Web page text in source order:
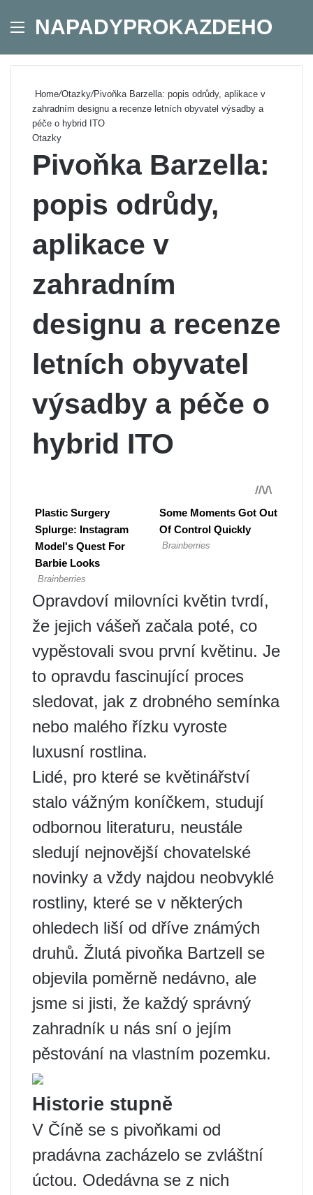
Menu
NAPADYPROKAZDEHO
Home/Otazky/Pivoňka Barzella: popis odrůdy, aplikace v
zahradním designu a recenze letních obyvatel výsadby a
péče o hybrid ITO
Otazky
Pivoňka Barzella:
popis odrůdy,
aplikace v
zahradním
designu a recenze
letních obyvatel
výsadby a péče o
hybrid ITO
Opravdoví milovníci květin tvrdí,
že jejich vášeň začala poté, co
vypěstovali svou první květinu. Je
to opravdu fascinující proces
sledovat, jak z drobného semínka
nebo malého řízku vyroste
luxusní rostlina.
Lidé, pro které se květinářství
stalo vážným koníčkem, studují
odbornou literaturu, neustále
sledují nejnovější chovatelské
novinky a vždy najdou neobvyklé
rostliny, které se v některých
ohledech liší od dříve známých
druhů. Žlutá pivoňka Bartzell se
objevila poměrně nedávno, ale
jsme si jisti, že každý správný
zahradník u nás sní o jejím
pěstování na vlastním pozemku.
Historie stupně
V Číně se s pivoňkami od
pradávna zacházelo se zvláštní
úctou. Odedávna se z nich